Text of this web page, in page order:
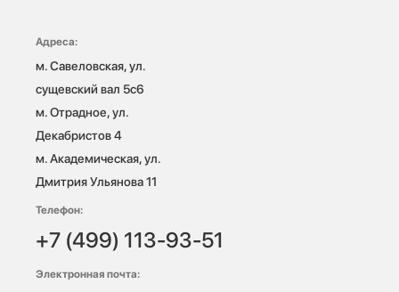
Адреса:
м. Савеловская, ул.
сущевский вал 5с6
м. Отрадное, ул.
Декабристов 4
м. Академическая, ул.
Дмитрия Ульянова 11
Телефон:
+7 (499) 113-93-51
Электронная почта: